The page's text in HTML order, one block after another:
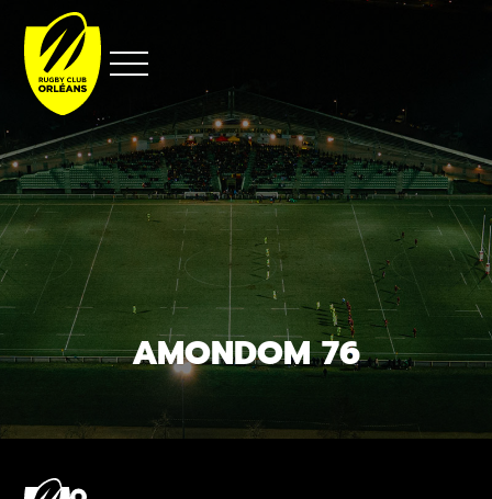
contenu
AMONDOM 76